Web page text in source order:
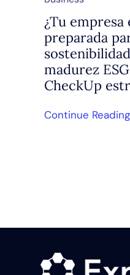
¿Tu empresa
preparada
madurez
CheckUp
Continue Reading